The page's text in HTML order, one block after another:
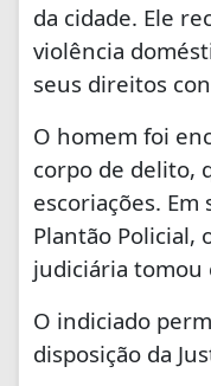
da cidade. Ele
violência
seus direitos
O homem foi
corpo de delito,
escoriações.
Plantão Policial,
judiciária tomou
O indiciado
disposição da